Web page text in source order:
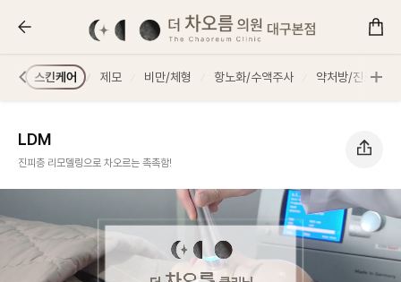
스킨케어 제모 비만/체형 항노화/수액주사 약처방/진료
LDM
진피층 리모델링으로 차오르는 촉촉함!